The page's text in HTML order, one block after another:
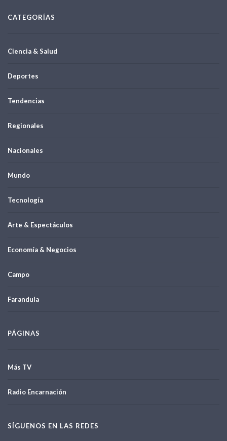
CATEGORÍAS
Ciencia & Salud
Deportes
Tendencias
Regionales
Nacionales
Mundo
Tecnología
Arte & Espectáculos
Economía & Negocios
Campo
Farandula
PÁGINAS
Más TV
Radio Encarnación
SÍGUENOS EN LAS REDES